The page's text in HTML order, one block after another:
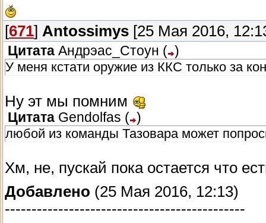
[671] Antossimys [25 Мая 2016,
Цитата Андрэас_Стоун ( )
У меня кстати оружие из ККС только за
Ну эт мы помним
Цитата Gendolfas ( )
любой из команды Тазовара может
Хм, не, пускай пока остается что
Добавлено (25 Мая 2016, 12:13)
---------------------------------------------